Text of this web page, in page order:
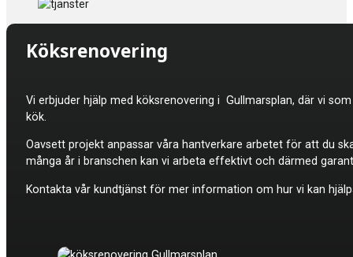
Köksrenovering
Vi erbjuder hjälp med köksrenovering i Gullmarsplan, där vi
kök.
Oavsett projekt anpassar våra hantverkare arbetet för att du
många år i branschen kan vi arbeta effektivt och därmed
Kontakta vår kundtjänst för mer information om hur vi kan